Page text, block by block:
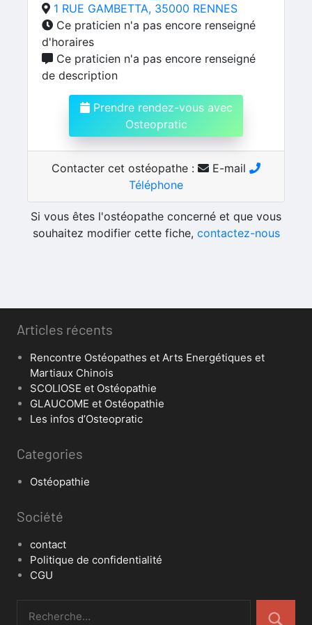
1 RUE GAMBETTA, 35000 RENNES
Ce praticien n'a pas encore renseigné
d'horaires
Ce praticien n'a pas encore renseigné
de description
Prendre rendez-vous avec
Osteopratic
Contacter cet ostéopathe :
E-mail
Téléphone
Si vous êtes l'ostéopathe concerné et que vous
souhaitez modifier cette fiche, contactez-nous
Articles récents
Rencontre Ostéopathes et Arts Energétiques et
Martiaux Chinois
SCOLIOSE et Ostéopathie
GLAUCOME et Ostéopathie
Les infos d’Osteopratic
Categories
Ostéopathie
Société
contact
Politique de confidentialité
CGU